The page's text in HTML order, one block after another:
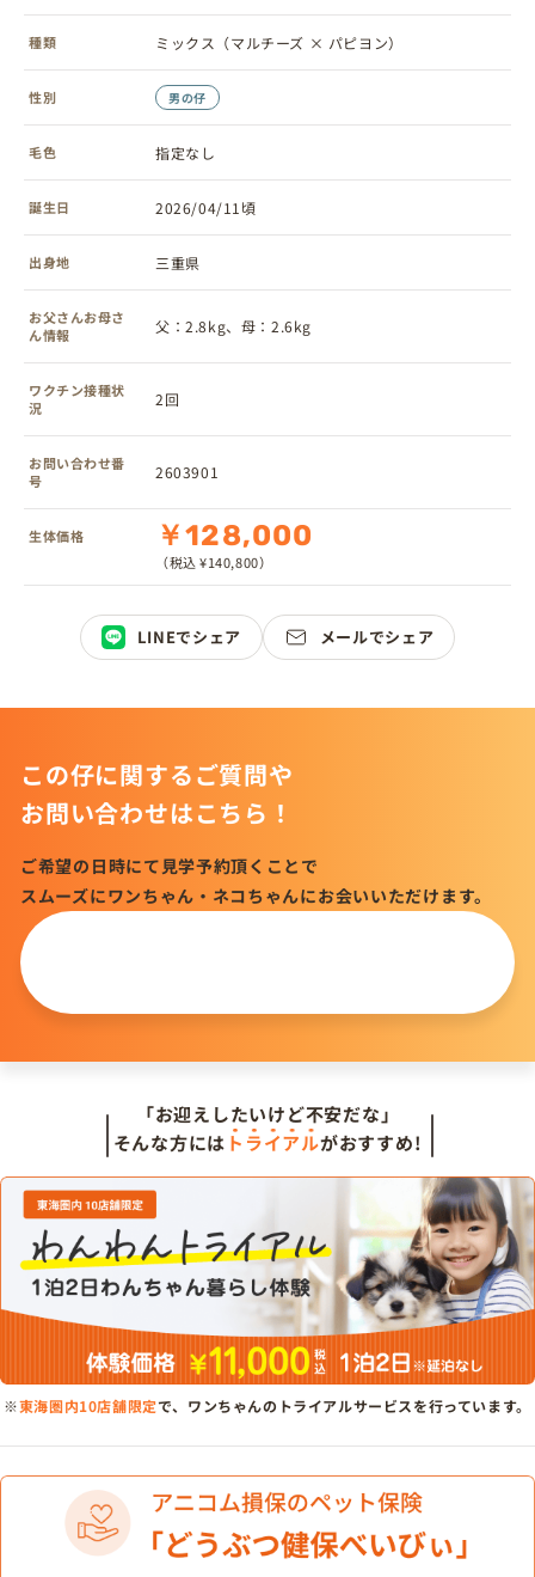
種類 ミックス（マルチーズ × パピヨン）
性別 男の仔
毛色 指定なし
誕生日 2026/04/11頃
出身地 三重県
お父さんお母さ
ん情報
父：2.8kg、母：2.6kg
ワクチン接種状
況
2回
お問い合わせ番
号
2603901
生体価格 ￥128,000
（税込 ¥140,800）
LINEでシェア メールでシェア
この仔に関するご質問や
お問い合わせはこちら！
ご希望の日時にて見学予約頂くことで
スムーズにワンちゃん・ネコちゃんにお会いいただけます。
「お迎えしたいけど不安だな」
そんな方には トライアルがおすすめ!
※東海圏内10店舗限定で、ワンちゃんのトライアルサービスを行っています。